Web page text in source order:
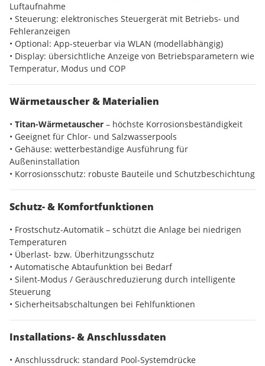
Luftaufnahme
• Steuerung: elektronisches Steuergerät mit Betriebs- und
Fehleranzeigen
• Optional: App-steuerbar via WLAN (modellabhängig)
• Display: übersichtliche Anzeige von Betriebsparametern wie
Temperatur, Modus und COP
Wärmetauscher & Materialien
• Titan-Wärmetauscher – höchste Korrosionsbeständigkeit
• Geeignet für Chlor- und Salzwasserpools
• Gehäuse: wetterbeständige Ausführung für
Außeninstallation
• Korrosionsschutz: robuste Bauteile und Schutzbeschichtung
Schutz- & Komfortfunktionen
• Frostschutz-Automatik – schützt die Anlage bei niedrigen
Temperaturen
• Überlast- bzw. Überhitzungsschutz
• Automatische Abtaufunktion bei Bedarf
• Silent-Modus / Geräuschreduzierung durch intelligente
Steuerung
• Sicherheitsabschaltungen bei Fehlfunktionen
Installations- & Anschlussdaten
• Anschlussdruck: standard Pool-Systemdrücke